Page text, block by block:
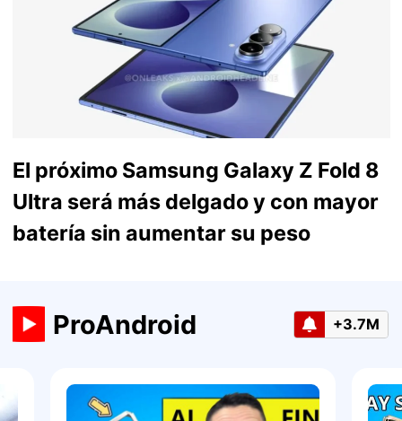
El próximo Samsung Galaxy Z Fold 8
Ultra será más delgado y con mayor
batería sin aumentar su peso
ProAndroid +3.7M